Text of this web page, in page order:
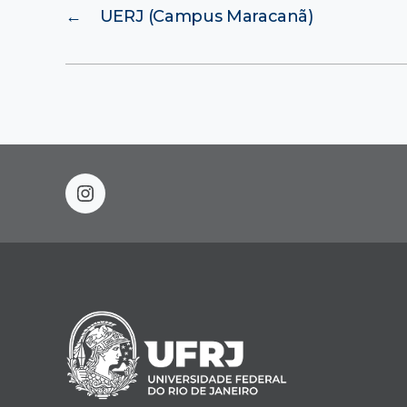
← UERJ (Campus Maracanã)
instagram